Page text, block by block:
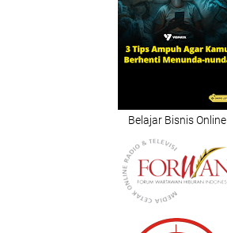
Belajar Bisnis Online